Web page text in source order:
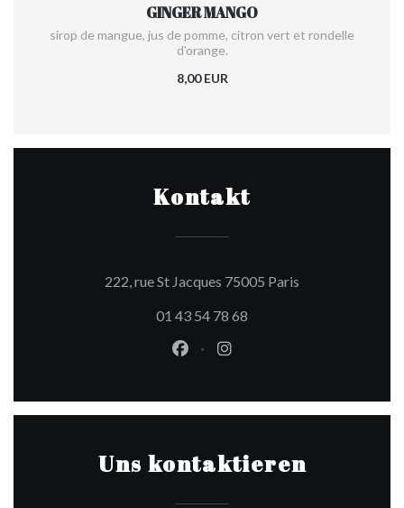
GINGER MANGO
sirop de mangue, jus de pomme, citron vert et rondelle
d'orange.
8,00 EUR
Kontakt
222, rue St Jacques 75005 Paris
01 43 54 78 68
Facebook ((öffnet ein neues
Instagram ((öffnet ein
Uns kontaktieren